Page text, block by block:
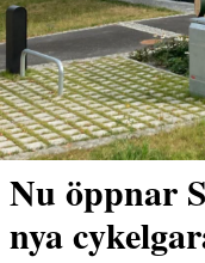
Nu öppnar
nya